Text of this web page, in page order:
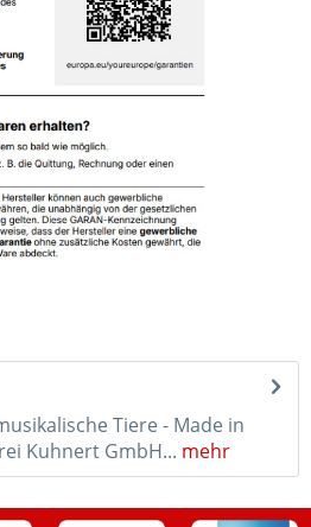
Tiere - Made in
Kuhnert GmbH... mehr